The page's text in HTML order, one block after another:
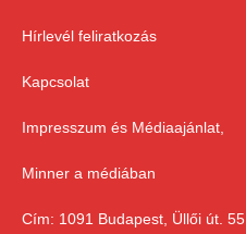
Hírlevél feliratkozás
Kapcsolat
Impresszum és Médiaajánlat,
Minner a médiában
Cím: 1091 Budapest, Üllői út. 55.